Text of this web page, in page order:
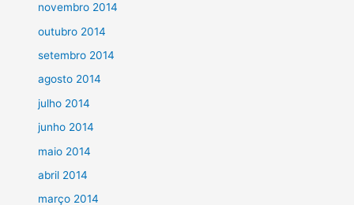
novembro 2014
outubro 2014
setembro 2014
agosto 2014
julho 2014
junho 2014
maio 2014
abril 2014
março 2014